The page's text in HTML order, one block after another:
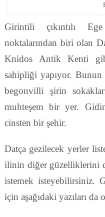
Girintili çıkıntılı
noktalarından biri olan
Knidos Antik Kenti
sahipliği yapıyor. Bunun
begonvilli şirin
muhteşem bir yer.
cinsten bir şehir.
Datça gezilecek yerler
ilinin diğer güzelliklerini
istemek isteyebilirsiniz.
için aşağıdaki yazıları da